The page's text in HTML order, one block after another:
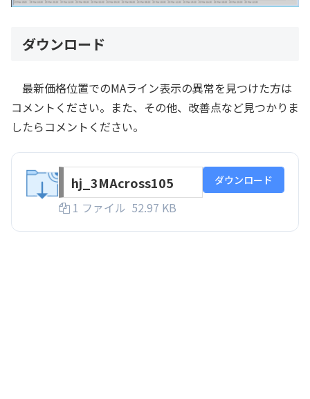
ダウンロード
最新価格位置でのMAライン表示の異常を見つけた方は
コメントください。また、その他、改善点など見つかりま
したらコメントください。
hj_3MAcross105
1 ファイル 52.97 KB
ダウンロード